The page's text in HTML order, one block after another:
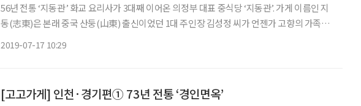
56년 전통 ‘지동관’ 화교 요리사가 3대째 이어온 의정부 대표 중식당 ‘지동관’. 가게 이름인 지
동(志東)은 본래 중국 산둥(山東) 출신이었던 1대 주인장 김성정 씨가 언젠가 고향의 가족을
2019-07-17 10:29
[고고가게] 인천·경기편① 73년 전통 ‘경인면옥’